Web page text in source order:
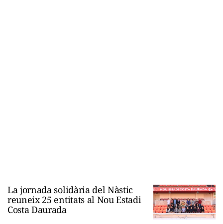
La jornada solidària del Nàstic
reuneix 25 entitats al Nou Estadi
Costa Daurada